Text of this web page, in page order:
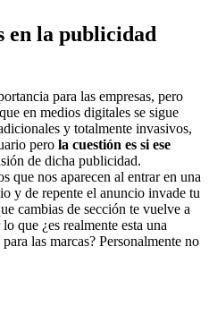
en la publicidad
para las empresas, pero
en medios digitales se sigue
y totalmente invasivos,
pero la cuestión es si ese
de dicha publicidad.
que nos aparecen al entrar en una
y de repente el anuncio invade tu
cambias de sección te vuelve a
que ¿es realmente esta una
las marcas? Personalmente no